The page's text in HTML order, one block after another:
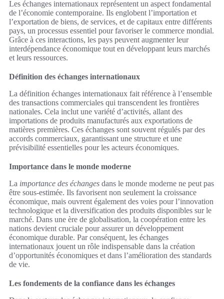
Les échanges internationaux représentent un aspect fondamental
de l’économie contemporaine. Ils englobent l’importation et
l’exportation de biens, de services, et de capitaux entre différents
pays, un processus essentiel pour favoriser le commerce mondial.
Grâce à ces interactions, les pays peuvent augmenter leur
interdépendance économique tout en développant leurs marchés
et leurs ressources.
Définition des échanges internationaux
La définition échanges internationaux fait référence à l’ensemble
des transactions commerciales qui transcendent les frontières
nationales. Cela inclut une variété d’activités, allant des
importations de produits manufacturés aux exportations de
matières premières. Ces échanges sont souvent régulés par des
accords commerciaux, garantissant une structure et une
prévisibilité essentielles pour les acteurs économiques.
Importance dans le monde moderne
La importance des échanges dans le monde moderne ne peut pas
être sous-estimée. Ils favorisent non seulement la croissance
économique, mais ouvrent également des voies pour l’innovation
technologique et la diversification des produits disponibles sur le
marché. Dans une ère de globalisation, la coopération entre les
nations devient cruciale pour assurer un développement
économique durable. Par conséquent, les échanges
internationaux jouent un rôle indispensable dans la création
d’opportunités économiques et dans l’amélioration des standards
de vie.
Les fondements de la confiance dans les échanges